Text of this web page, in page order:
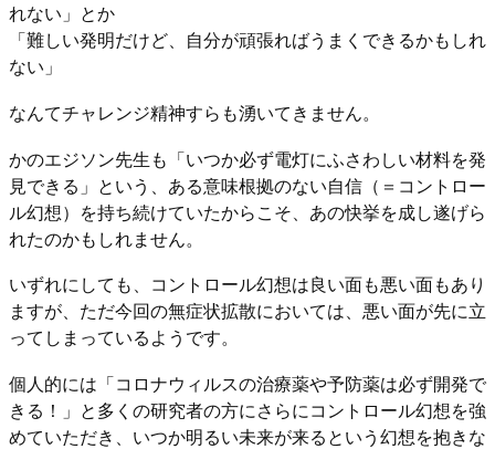
れない」とか
「難しい発明だけど、自分が頑張ればうまくできるかもしれ
ない」
なんてチャレンジ精神すらも湧いてきません。
かのエジソン先生も「いつか必ず電灯にふさわしい材料を発
見できる」という、ある意味根拠のない自信（＝コントロー
ル幻想）を持ち続けていたからこそ、あの快挙を成し遂げら
れたのかもしれません。
いずれにしても、コントロール幻想は良い面も悪い面もあり
ますが、ただ今回の無症状拡散においては、悪い面が先に立
ってしまっているようです。
個人的には「コロナウィルスの治療薬や予防薬は必ず開発で
きる！」と多くの研究者の方にさらにコントロール幻想を強
めていただき、いつか明るい未来が来るという幻想を抱きな